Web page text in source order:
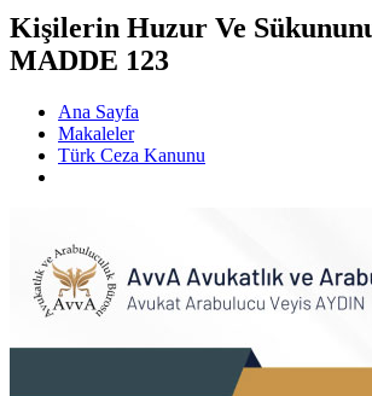
Kişilerin Huzur Ve
MADDE 123
Ana Sayfa
Makaleler
Türk Ceza Kanunu